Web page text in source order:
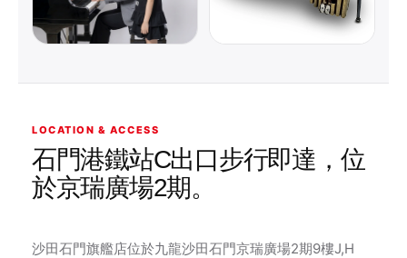
LOCATION & ACCESS
石門港鐵站C出口步行即達，位
於京瑞廣場2期。
沙田石門旗艦店位於九龍沙田石門京瑞廣場2期9樓J,H